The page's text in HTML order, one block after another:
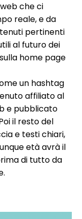
che ci
reale, e da
pertinenti
al futuro dei
home page
un hashtag
affiliato al
e pubblicato
il resto del
e testi chiari,
età avrà il
di tutto da